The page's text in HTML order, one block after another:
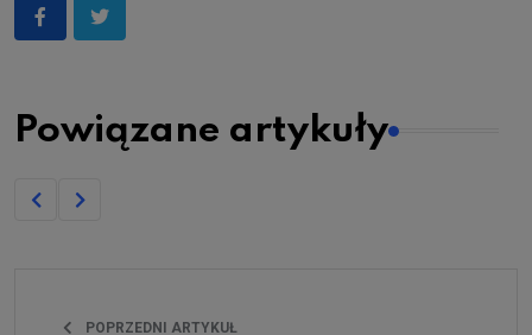
Powiązane artykuły
POPRZEDNI ARTYKUŁ